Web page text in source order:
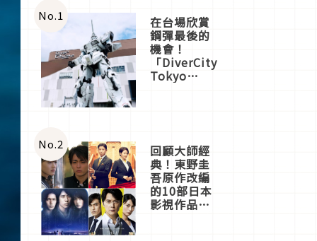
No.1 在台場欣賞
鋼彈最後的
機會！
「DiverCity
Tokyo
體驗
No.2 回顧大師經
典！東野圭
吾原作改編
的10部日本
影視作品推